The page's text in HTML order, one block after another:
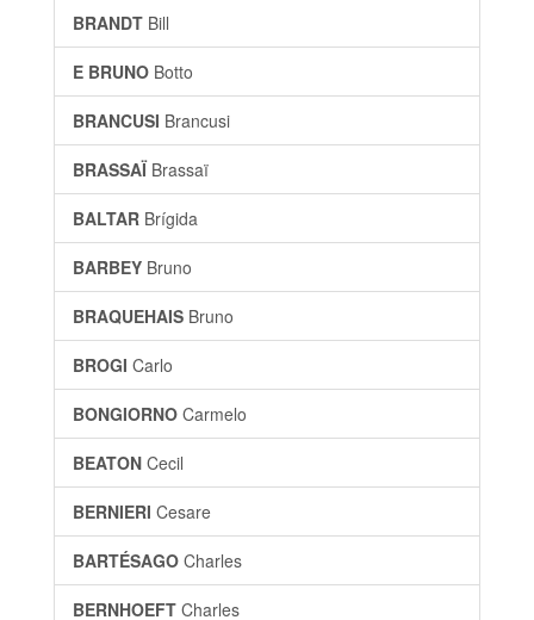
BRANDT Bill
E BRUNO Botto
BRANCUSI Brancusi
BRASSAÏ Brassaï
BALTAR Brígida
BARBEY Bruno
BRAQUEHAIS Bruno
BROGI Carlo
BONGIORNO Carmelo
BEATON Cecil
BERNIERI Cesare
BARTÉSAGO Charles
BERNHOEFT Charles